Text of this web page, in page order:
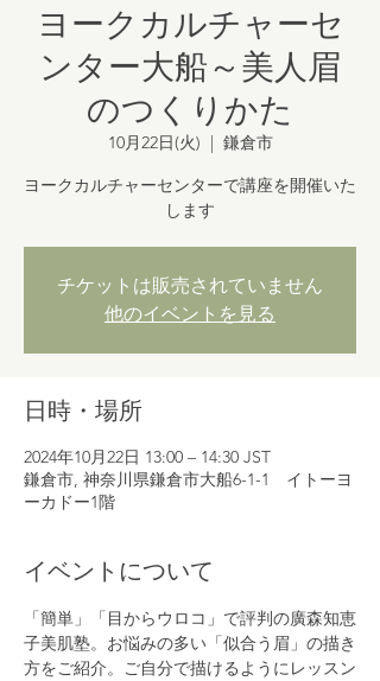
ヨークカルチャーセ
ンター大船～美人眉
のつくりかた
10月22日(火)
  |
鎌倉市
ヨークカルチャーセンターで講座を開催いた
します
チケットは販売されていません
他のイベントを見る
日時・場所
2024年10月22日 13:00 – 14:30 JST
鎌倉市, 神奈川県鎌倉市大船6-1-1 イトーヨ
ーカドー1階
イベントについて
「簡単」「目からウロコ」で評判の廣森知恵
子美肌塾。お悩みの多い「似合う眉」の描き
方をご紹介。ご自分で描けるようにレッスン